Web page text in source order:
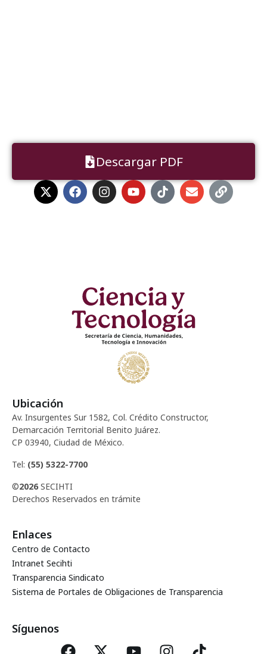
Descargar PDF
Ubicación
Av. Insurgentes Sur 1582, Col. Crédito Constructor,
Demarcación Territorial Benito Juárez.
CP 03940, Ciudad de México.
Tel: (55) 5322-7700
©2026 SECIHTI
Derechos Reservados en trámite
Enlaces
Centro de Contacto
Intranet Secihti
Transparencia Sindicato
Sistema de Portales de Obligaciones de Transparencia
Síguenos